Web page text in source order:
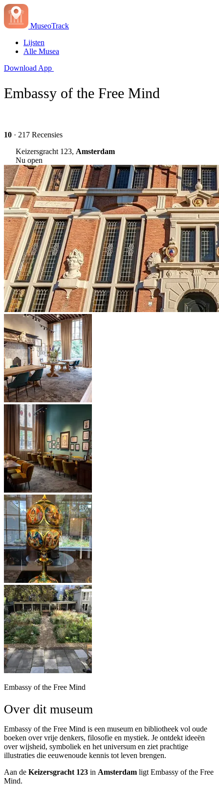
MuseoTrack
Lijsten
Alle Musea
Download App
Embassy of the Free Mind
10 · 217 Recensies
Keizersgracht 123, Amsterdam
Nu open
Embassy of the Free Mind
Over dit museum
Embassy of the Free Mind is een museum en bibliotheek vol oude
boeken over vrije denkers, filosofie en mystiek. Je ontdekt ideeën
over wijsheid, symboliek en het universum en ziet prachtige
illustraties die eeuwenoude kennis tot leven brengen.
Aan de Keizersgracht 123 in Amsterdam ligt Embassy of the Free
Mind.